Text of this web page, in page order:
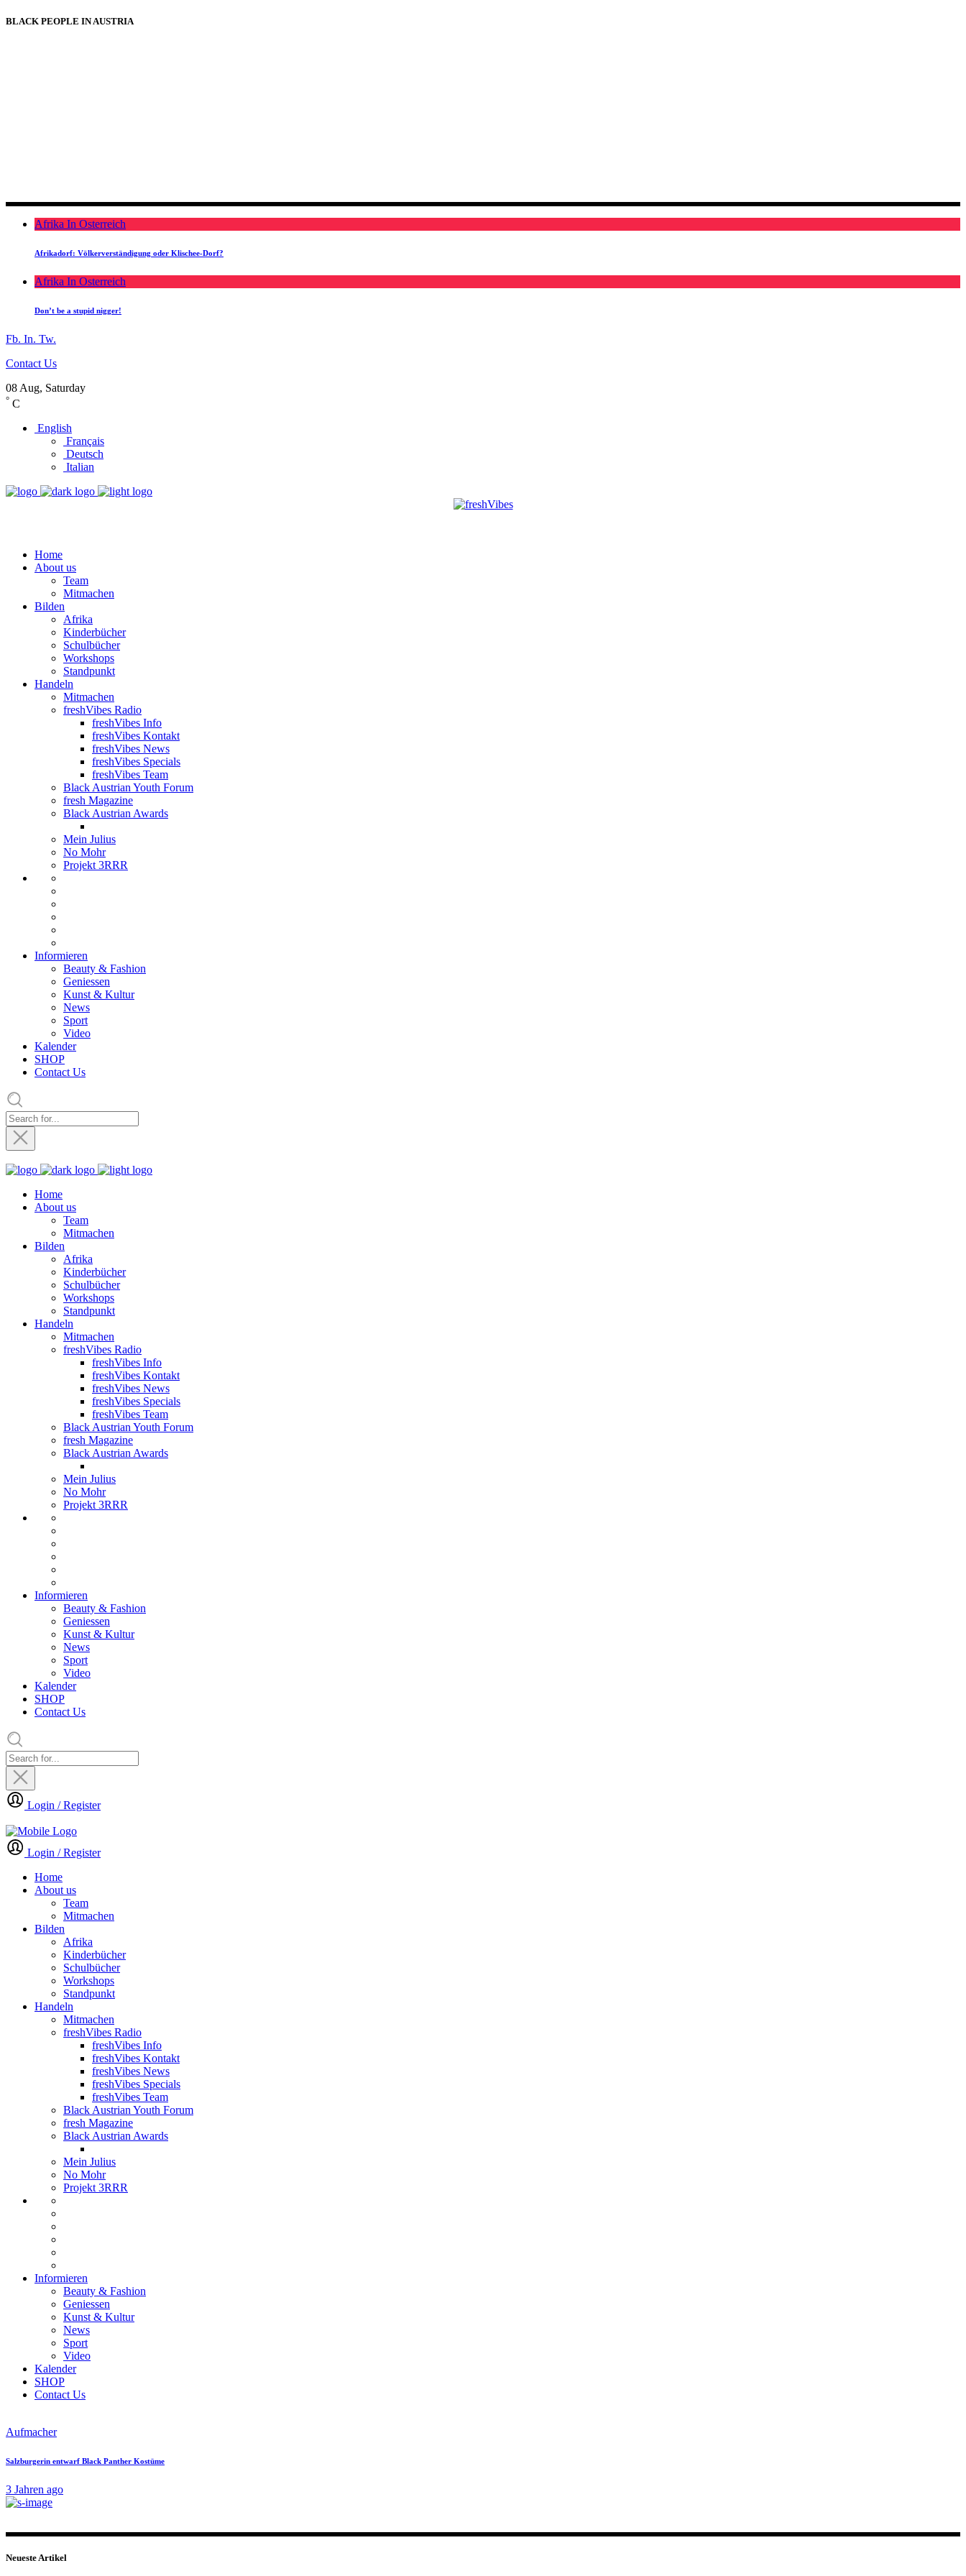
BLACK PEOPLE IN AUSTRIA
Afrika In Osterreich
Afrikadorf: Völkerverständigung oder Klischee-Dorf?
Afrika In Osterreich
Don’t be a stupid nigger!
Fb. In. Tw.
Contact Us
08 Aug, Saturday
° C
English
Français
Deutsch
Italian
Home
About us
Team
Mitmachen
Bilden
Afrika
Kinderbücher
Schulbücher
Workshops
Standpunkt
Handeln
Mitmachen
freshVibes Radio
freshVibes Info
freshVibes Kontakt
freshVibes News
freshVibes Specials
freshVibes Team
Black Austrian Youth Forum
fresh Magazine
Black Austrian Awards
Mein Julius
No Mohr
Projekt 3RRR
Informieren
Beauty & Fashion
Geniessen
Kunst & Kultur
News
Sport
Video
Kalender
SHOP
Contact Us
Home
About us
Team
Mitmachen
Bilden
Afrika
Kinderbücher
Schulbücher
Workshops
Standpunkt
Handeln
Mitmachen
freshVibes Radio
freshVibes Info
freshVibes Kontakt
freshVibes News
freshVibes Specials
freshVibes Team
Black Austrian Youth Forum
fresh Magazine
Black Austrian Awards
Mein Julius
No Mohr
Projekt 3RRR
Informieren
Beauty & Fashion
Geniessen
Kunst & Kultur
News
Sport
Video
Kalender
SHOP
Contact Us
Login / Register
Login / Register
Home
About us
Team
Mitmachen
Bilden
Afrika
Kinderbücher
Schulbücher
Workshops
Standpunkt
Handeln
Mitmachen
freshVibes Radio
freshVibes Info
freshVibes Kontakt
freshVibes News
freshVibes Specials
freshVibes Team
Black Austrian Youth Forum
fresh Magazine
Black Austrian Awards
Mein Julius
No Mohr
Projekt 3RRR
Informieren
Beauty & Fashion
Geniessen
Kunst & Kultur
News
Sport
Video
Kalender
SHOP
Contact Us
Aufmacher
Salzburgerin entwarf Black Panther Kostüme
3 Jahren ago
Neueste Artikel